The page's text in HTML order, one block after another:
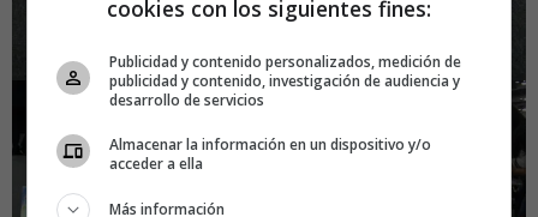
cookies con los siguientes fines:
Publicidad y contenido personalizados, medición de
publicidad y contenido, investigación de audiencia y
desarrollo de servicios
Almacenar la información en un dispositivo y/o
acceder a ella
Más información